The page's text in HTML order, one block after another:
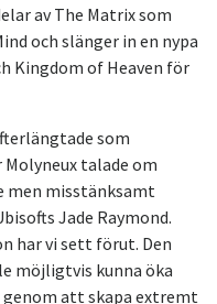
av The Matrix som
och slänger in en nypa
Kingdom of Heaven för
som
Molyneux talade om
men misstänksamt
Jade Raymond.
har vi sett förut. Den
möjligtvis kunna öka
att skapa extremt